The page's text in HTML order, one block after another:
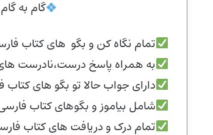
گام به
تمام نگاه کن و بگو های کتاب
به همراه پاسخ درست،نادرست
دارای جواب حالا تو بگو های کتاب
شامل بیاموز و بگوهای کتاب
تمام درک و دریافت های کتاب